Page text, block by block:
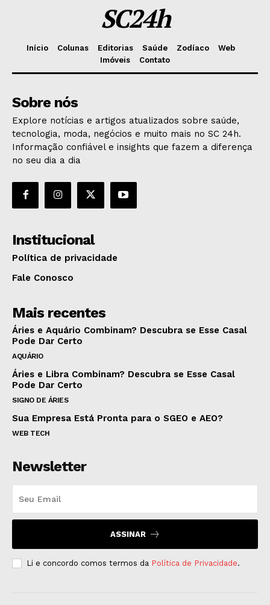
SC24h
Início Colunas Editorias Saúde Zodíaco
Web
Imóveis
Contato
Sobre nós
Explore notícias e artigos atualizados sobre saúde,
tecnologia, moda, negócios e muito mais no SC 24h.
Informação confiável e insights que fazem a diferença
no seu dia a dia
Institucional
Política de privacidade
Fale Conosco
Mais recentes
Áries e Aquário Combinam? Descubra se Esse Casal
Pode Dar Certo
AQUÁRIO
Áries e Libra Combinam? Descubra se Esse Casal
Pode Dar Certo
SIGNO DE ÁRIES
Sua Empresa Está Pronta para o SGEO e AEO?
WEB TECH
Newsletter
ASSINAR
Li e concordo comos termos da Política de Privacidade.